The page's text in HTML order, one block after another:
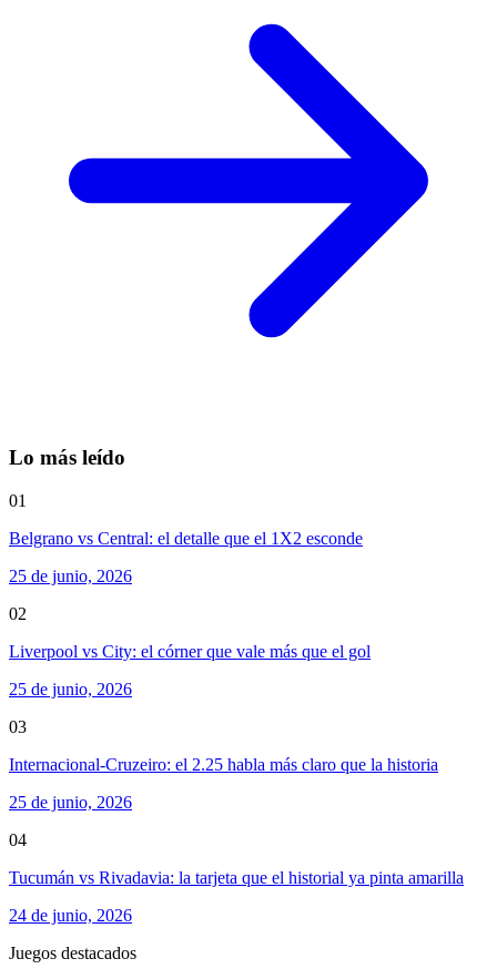
Lo más leído
01
Belgrano vs Central: el detalle que el 1X2 esconde
25 de junio, 2026
02
Liverpool vs City: el córner que vale más que el gol
25 de junio, 2026
03
Internacional-Cruzeiro: el 2.25 habla más claro que la historia
25 de junio, 2026
04
Tucumán vs Rivadavia: la tarjeta que el historial ya pinta amarilla
24 de junio, 2026
Juegos destacados